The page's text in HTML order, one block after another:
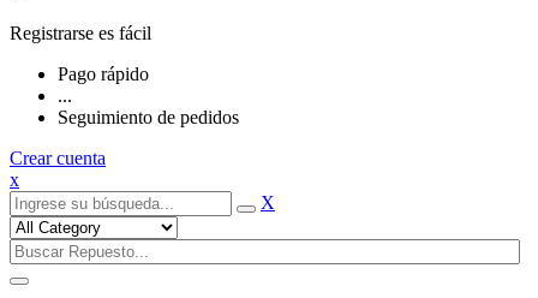
Registrarse es fácil
Pago rápido
...
Seguimiento de pedidos
Crear cuenta
x
X